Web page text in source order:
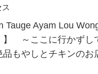
Tauge Ayam Lou
】 ～ここに行かずし
品もやしとチキンのお